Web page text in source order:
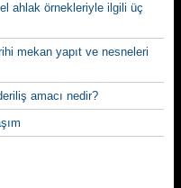
ahlak örnekleriyle ilgili üç
mekan yapıt ve nesneleri
amacı nedir?